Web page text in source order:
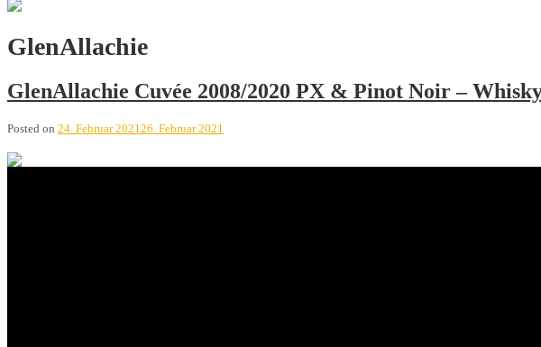
GlenAllachie
GlenAllachie Cuvée 2008/2020 PX & Pinot Noir –
Posted on 24. Februar 2021 26. Februar 2021